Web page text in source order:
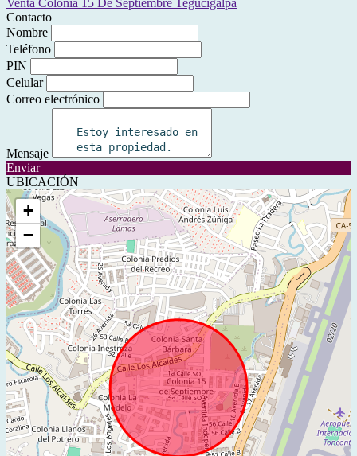
Contacto
Nombre
Teléfono
PIN
Celular
Correo electrónico
Mensaje
Enviar
UBICACIÓN
+
−